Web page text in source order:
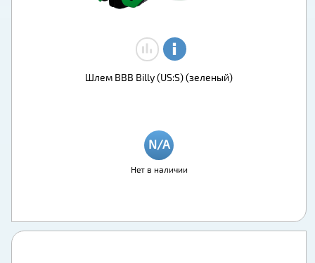
Шлем BBB Billy (US:S) (зеленый)
Нет в наличии